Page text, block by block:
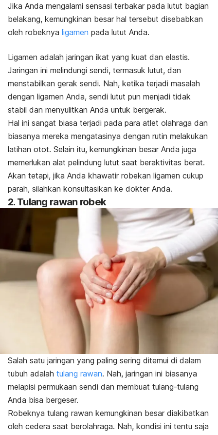
Jika Anda mengalami sensasi terbakar pada lutut bagian
belakang, kemungkinan besar hal tersebut disebabkan
oleh robeknya ligamen pada lutut Anda.
Ligamen adalah jaringan ikat yang kuat dan elastis.
Jaringan ini melindungi sendi, termasuk lutut, dan
menstabilkan gerak sendi. Nah, ketika terjadi masalah
dengan ligamen Anda, sendi lutut pun menjadi tidak
stabil dan menyulitkan Anda untuk bergerak.
Hal ini sangat biasa terjadi pada para atlet olahraga dan
biasanya mereka mengatasinya dengan rutin melakukan
latihan otot. Selain itu, kemungkinan besar Anda juga
memerlukan alat pelindung lutut saat beraktivitas berat.
Akan tetapi, jika Anda khawatir robekan ligamen cukup
parah, silahkan konsultasikan ke dokter Anda.
2. Tulang rawan robek
Salah satu jaringan yang paling sering ditemui di dalam
tubuh adalah tulang rawan. Nah, jaringan ini biasanya
melapisi permukaan sendi dan membuat tulang-tulang
Anda bisa bergeser.
Robeknya tulang rawan kemungkinan besar diakibatkan
oleh cedera saat berolahraga. Nah, kondisi ini tentu saja